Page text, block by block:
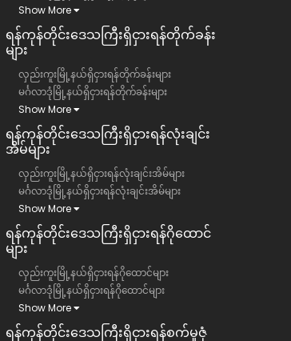
Show More
ရန်ကုန်တိုင်းဒေသကြီး​​ရှိငှားရန်တိုက်ခန်း
များ
လှည်းကူးမြို့နယ်ရှိငှားရန်တိုက်ခန်းများ
မင်္ဂလာဒုံမြို့နယ်ရှိငှားရန်တိုက်ခန်းများ
Show More
ရန်ကုန်တိုင်းဒေသကြီး​​ရှိငှားရန်လုံးချင်း
အိမ်များ
လှည်းကူးမြို့နယ်ရှိငှားရန်လုံးချင်းအိမ်များ
မင်္ဂလာဒုံမြို့နယ်ရှိငှားရန်လုံးချင်းအိမ်များ
Show More
ရန်ကုန်တိုင်းဒေသကြီး​​ရှိငှားရန်ဂိုထောင်
များ
လှည်းကူးမြို့နယ်ရှိငှားရန်ဂိုထောင်များ
မင်္ဂလာဒုံမြို့နယ်ရှိငှားရန်ဂိုထောင်များ
Show More
ရန်ကုန်တိုင်းဒေသကြီး​​ရှိငှားရန်စက်မှုဇုံ